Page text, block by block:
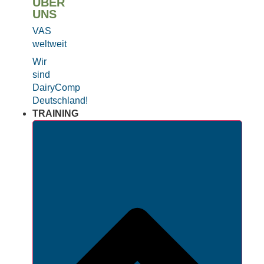
UNS
VAS
weltweit
Wir
sind
DairyComp
Deutschland!
TRAINING